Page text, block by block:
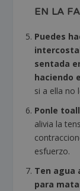
EN LA
Puedes
sentada
haciendo
si a ella no
Ponle
alivia la
esfuerzo.
Ten agua
para